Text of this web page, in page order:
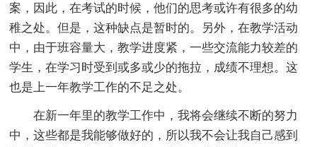
案，因此，在考试的时候，他们的思考或许有很多的幼
稚之处。但是，这种缺点是暂时的。另外，在教学活动
中，由于班容量大，教学进度紧，一些交流能力较差的
学生，在学习时受到或多或少的拖拉，成绩不理想。这
也是上一年教学工作的不足之处。
在新一年里的教学工作中，我将会继续不断的努力
中，这些都是我能够做好的，所以我不会让我自己感到